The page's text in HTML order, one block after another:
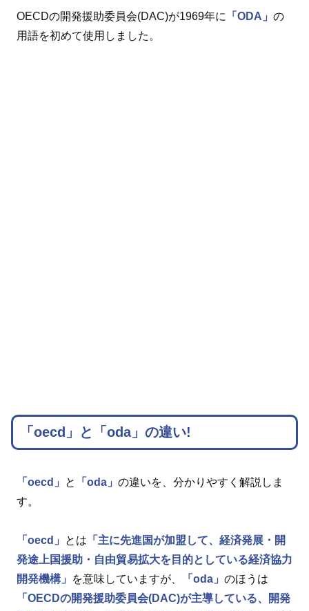
OECDの開発援助委員会(DAC)が1969年に 「ODA」 の
用語を初めて使用しました。
「oecd」と「oda」の違い!
「oecd」 と 「oda」 の違いを、分かりやすく解説しま
す。
「oecd」 とは 「主に先進国が加盟して、経済発展・開
発途上国援助・自由貿易拡大を目的としている経済協力
開発機構」
を意味していますが、 「oda」 のほうは
「OECDの開発援助委員会(DAC)が主導している、開発